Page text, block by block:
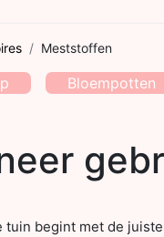
Meststoffen
Bloempotten
tuin begint met de